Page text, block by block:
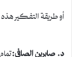
أو طريقة التفكير
د. صابرين الصافي: